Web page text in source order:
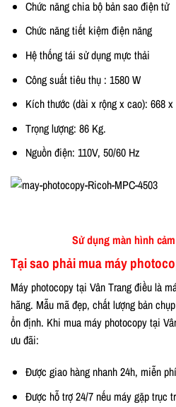
Chức năng chia bộ bản sao điện tử
Chức năng tiết kiệm điện năng
Hệ thống tái sử dụng mực thải
Công suất tiêu thụ : 1580 W
Kích thước (dài x rộng x cao): 668 x
Trọng lượng: 86 Kg.
Nguồn điện: 110V, 50/60 Hz
Sử dụng màn hình
Tại sao phải mua máy
Máy photocopy tại Vân Trang điều là
hãng. Mẫu mã đẹp, chất lượng bản
ổn định. Khi mua máy photocopy tại
ưu đãi:
Được giao hàng nhanh 24h, miễn
Được hỗ trợ 24/7 nếu máy gặp trục